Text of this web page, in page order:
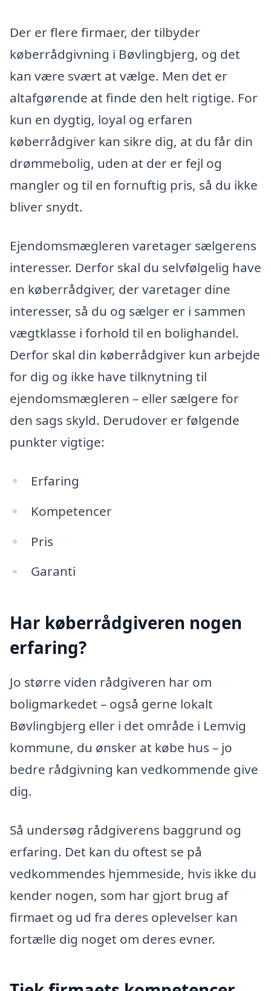
Der er flere firmaer, der tilbyder
køberrådgivning i Bøvlingbjerg, og det
kan være svært at vælge. Men det er
altafgørende at finde den helt rigtige. For
kun en dygtig, loyal og erfaren
køberrådgiver kan sikre dig, at du får din
drømmebolig, uden at der er fejl og
mangler og til en fornuftig pris, så du ikke
bliver snydt.
Ejendomsmægleren varetager sælgerens
interesser. Derfor skal du selvfølgelig have
en køberrådgiver, der varetager dine
interesser, så du og sælger er i sammen
vægtklasse i forhold til en bolighandel.
Derfor skal din køberrådgiver kun arbejde
for dig og ikke have tilknytning til
ejendomsmægleren – eller sælgere for
den sags skyld. Derudover er følgende
punkter vigtige:
Erfaring
Kompetencer
Pris
Garanti
Har køberrådgiveren nogen
erfaring?
Jo større viden rådgiveren har om
boligmarkedet – også gerne lokalt
Bøvlingbjerg eller i det område i Lemvig
kommune, du ønsker at købe hus – jo
bedre rådgivning kan vedkommende give
dig.
Så undersøg rådgiverens baggrund og
erfaring. Det kan du oftest se på
vedkommendes hjemmeside, hvis ikke du
kender nogen, som har gjort brug af
firmaet og ud fra deres oplevelser kan
fortælle dig noget om deres evner.